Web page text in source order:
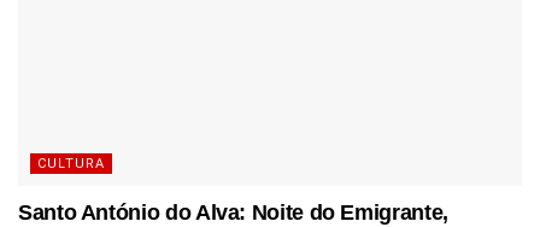
CULTURA
Santo António do Alva: Noite do Emigrante,